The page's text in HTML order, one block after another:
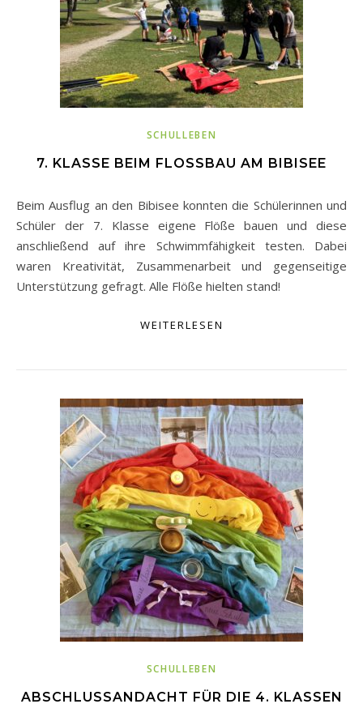
SCHULLEBEN
7. KLASSE BEIM FLOSSBAU AM BIBISEE
Beim Ausflug an den Bibisee konnten die Schülerinnen und
Schüler der 7. Klasse eigene Flöße bauen und diese
anschließend auf ihre Schwimmfähigkeit testen. Dabei
waren Kreativität, Zusammenarbeit und gegenseitige
Unterstützung gefragt. Alle Flöße hielten stand!
WEITERLESEN
SCHULLEBEN
ABSCHLUSSANDACHT FÜR DIE 4. KLASSEN